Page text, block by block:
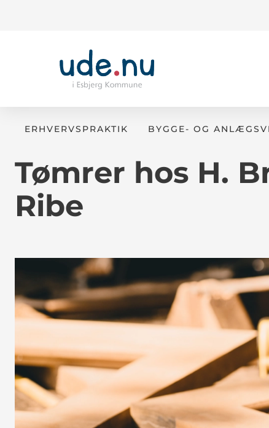
ERHVERVSPRAKTIK BYGGE- OG
Tømrer hos H.
Ribe